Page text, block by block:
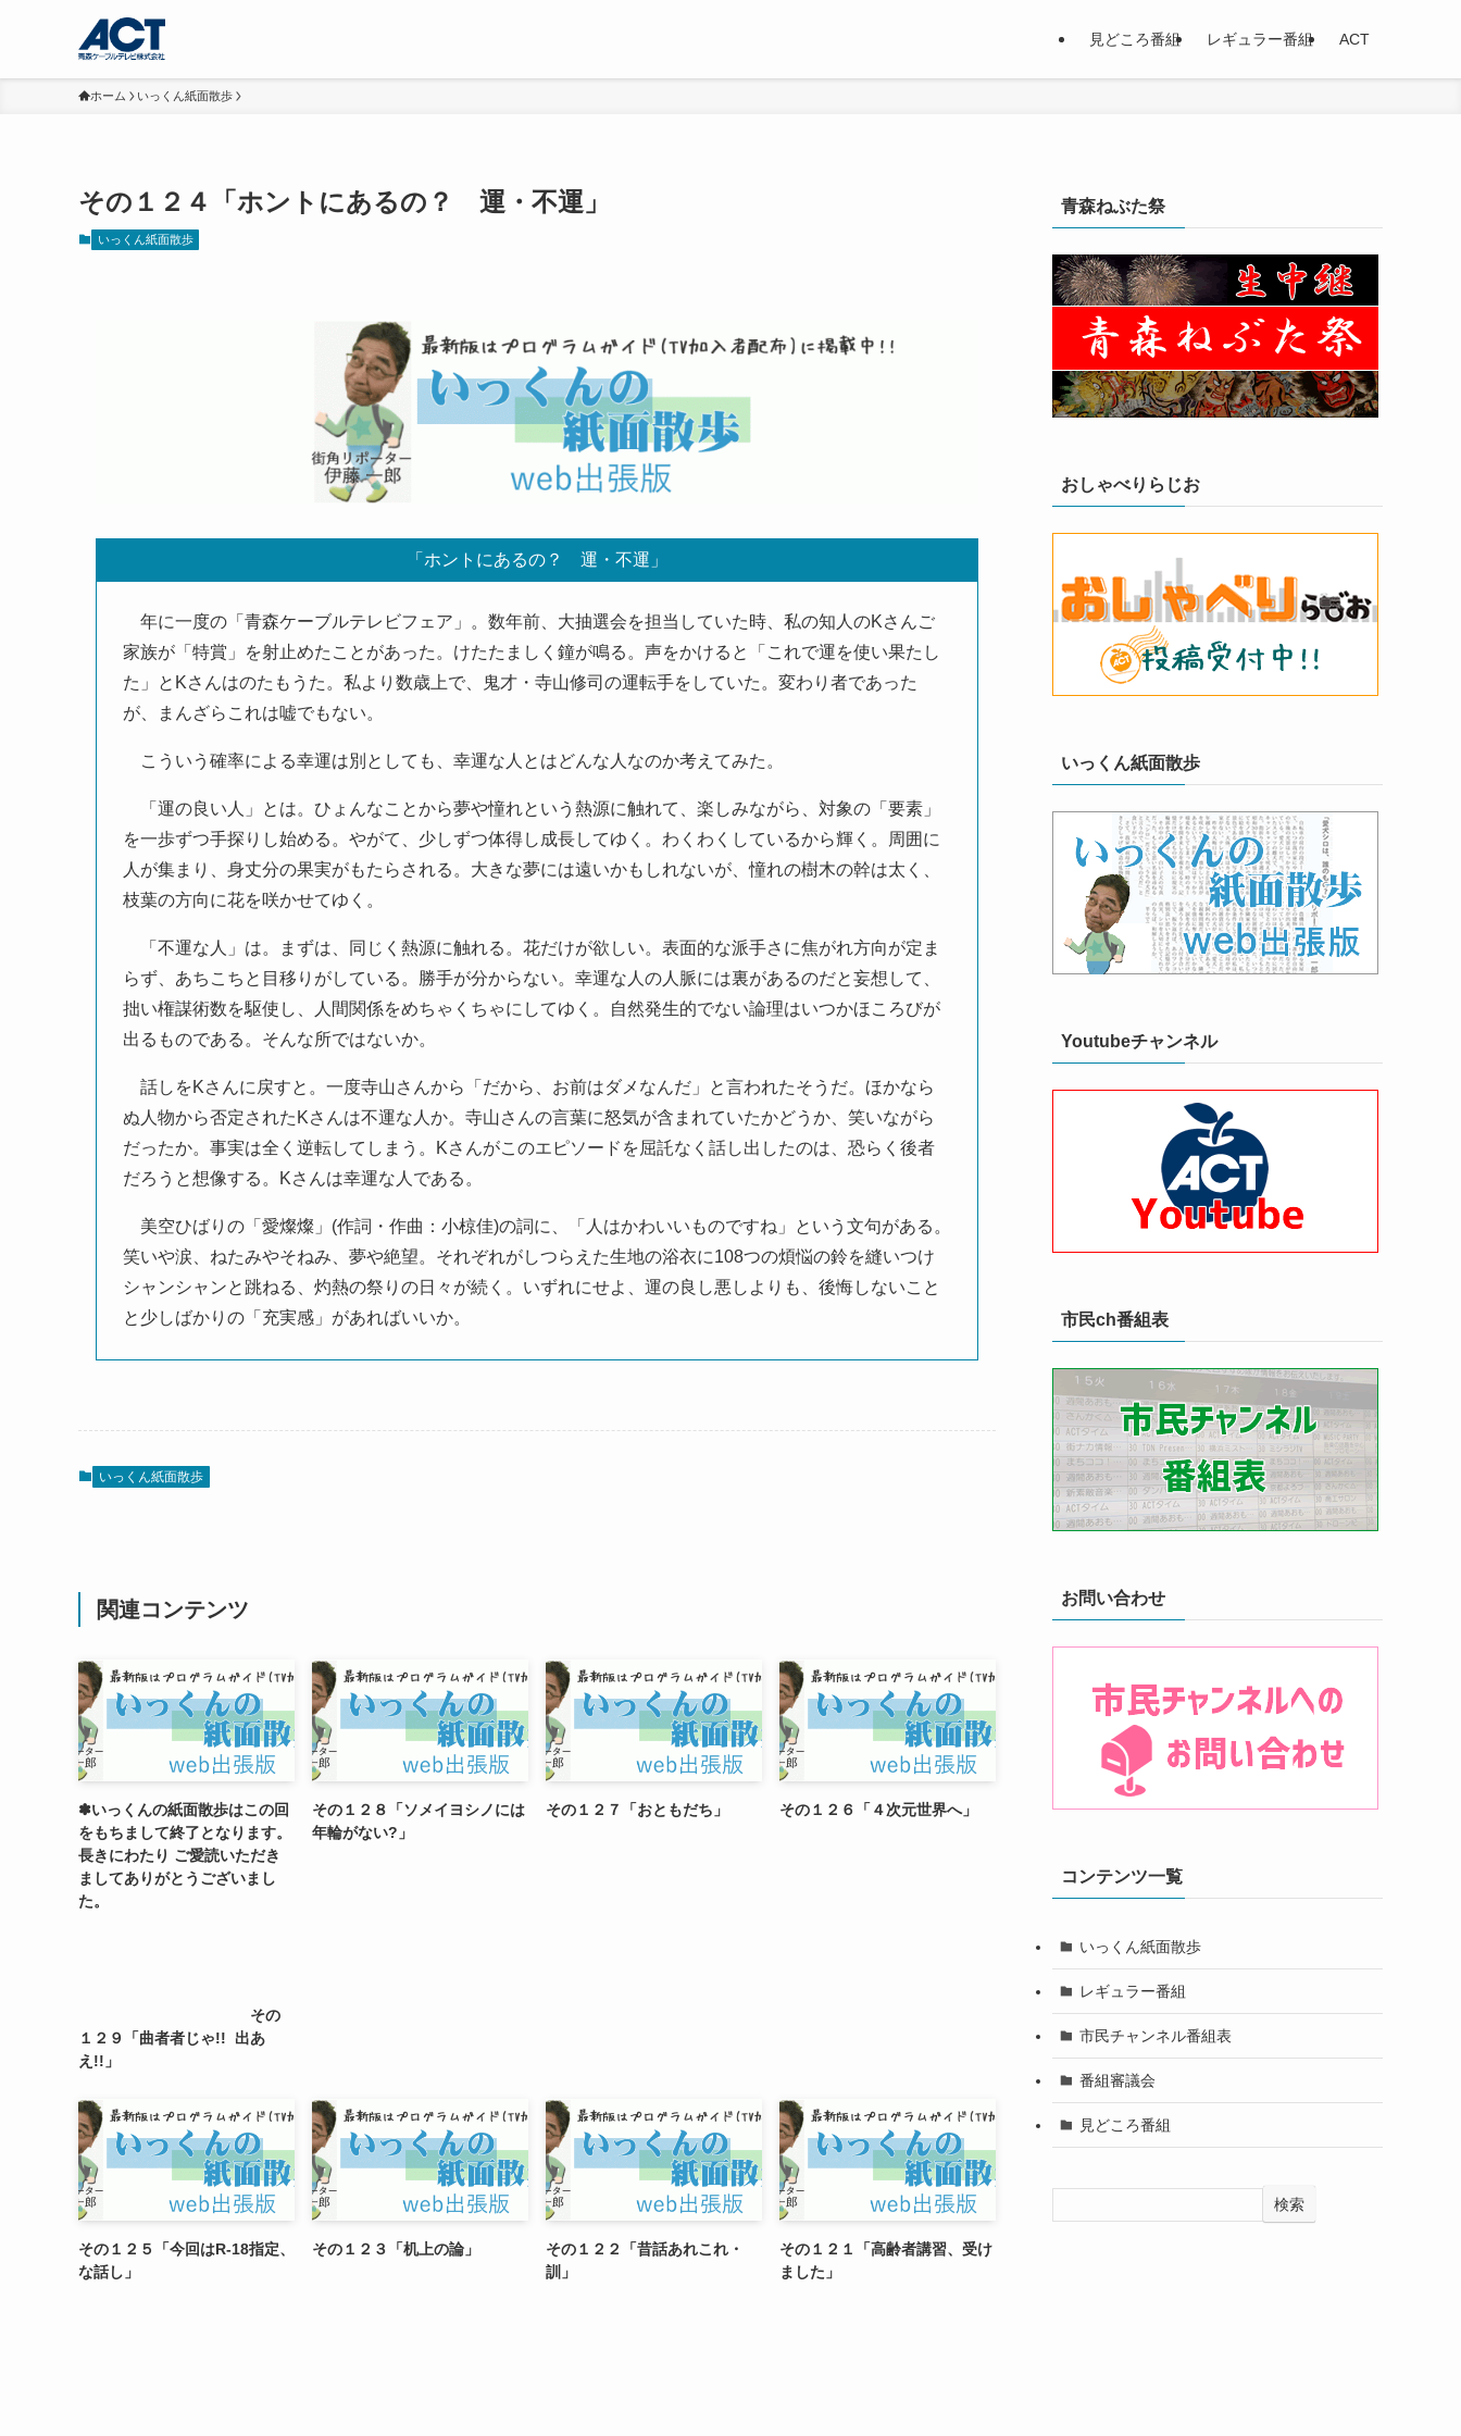
見どころ番組 レギュラー番組 ACT
ホーム いっくん紙面散歩
その１２４「ホントにあるの？ 運・不運」
いっくん紙面散歩
「ホントにあるの？ 運・不運」
年に一度の「青森ケーブルテレビフェア」。数年前、大抽選会を担当していた時、私の知人のKさんご
家族が「特賞」を射止めたことがあった。けたたましく鐘が鳴る。声をかけると「これで運を使い果たし
た」とKさんはのたもうた。私より数歳上で、鬼才・寺山修司の運転手をしていた。変わり者であった
が、まんざらこれは嘘でもない。
こういう確率による幸運は別としても、幸運な人とはどんな人なのか考えてみた。
「運の良い人」とは。ひょんなことから夢や憧れという熱源に触れて、楽しみながら、対象の「要素」
を一歩ずつ手探りし始める。やがて、少しずつ体得し成長してゆく。わくわくしているから輝く。周囲に
人が集まり、身丈分の果実がもたらされる。大きな夢には遠いかもしれないが、憧れの樹木の幹は太く、
枝葉の方向に花を咲かせてゆく。
「不運な人」は。まずは、同じく熱源に触れる。花だけが欲しい。表面的な派手さに焦がれ方向が定ま
らず、あちこちと目移りがしている。勝手が分からない。幸運な人の人脈には裏があるのだと妄想して、
拙い権謀術数を駆使し、人間関係をめちゃくちゃにしてゆく。自然発生的でない論理はいつかほころびが
出るものである。そんな所ではないか。
話しをKさんに戻すと。一度寺山さんから「だから、お前はダメなんだ」と言われたそうだ。ほかなら
ぬ人物から否定されたKさんは不運な人か。寺山さんの言葉に怒気が含まれていたかどうか、笑いながら
だったか。事実は全く逆転してしまう。Kさんがこのエピソードを屈託なく話し出したのは、恐らく後者
だろうと想像する。Kさんは幸運な人である。
美空ひばりの「愛燦燦」(作詞・作曲：小椋佳)の詞に、「人はかわいいものですね」という文句がある。
笑いや涙、ねたみやそねみ、夢や絶望。それぞれがしつらえた生地の浴衣に108つの煩悩の鈴を縫いつけ
シャンシャンと跳ねる、灼熱の祭りの日々が続く。いずれにせよ、運の良し悪しよりも、後悔しないこと
と少しばかりの「充実感」があればいいか。
いっくん紙面散歩
関連コンテンツ
✽いっくんの紙面散歩はこの回
をもちまして終了となります。
長きにわたり ご愛読いただき
ましてありがとうございまし
た。
その
１２９「曲者者じゃ!! 出あ
え!!」
その１２８「ソメイヨシノには
年輪がない?」
その１２７「おともだち」 その１２６「４次元世界へ」
その１２５「今回はR-18指定、
な話し」
その１２３「机上の論」
その１２２「昔話あれこれ・
訓」
その１２１「高齢者講習、受け
ました」
青森ねぶた祭
おしゃべりらじお
いっくん紙面散歩
Youtubeチャンネル
市民ch番組表
お問い合わせ
コンテンツ一覧
いっくん紙面散歩
レギュラー番組
市民チャンネル番組表
番組審議会
見どころ番組
検索